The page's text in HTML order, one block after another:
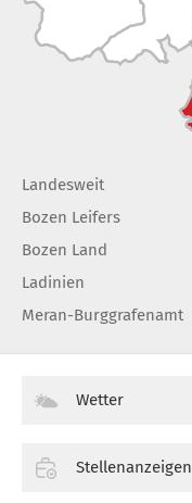
Landesweit
Bozen Leifers
Bozen Land
Ladinien
Meran-Burggrafenamt
Wetter
Stellenanzeigen